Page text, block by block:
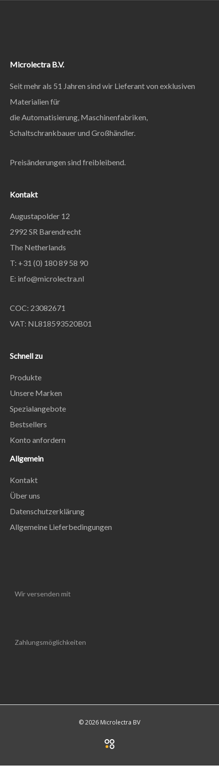
Microlectra B.V.
Seit mehr als 51 Jahren sind wir Lieferant von exklusiven
Materialien für
die Automatisierung, Maschinenfabriken,
Schaltschrankbauer und Großhändler.
Preisänderungen sind freibleibend.
Kontakt
Augustapolder 12
2992 SR Barendrecht
The Netherlands
T: +31 (0) 180 89 58 90
E: info@microlectra.nl
COC: 23082671
VAT: NL818593520B01
Schnell zu
Produkte
Unsere Marken
Spezialangebote
Bestsellers
Konto anfordern
Allgemein
Kontakt
Über uns
Datenschutzerklärung
Allgemeine Lieferbedingungen
Wir versenden mit
Zahlungsmöglichkeiten
© 2026 Microlectra BV